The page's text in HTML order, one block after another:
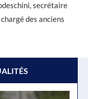
secrétaire
des anciens